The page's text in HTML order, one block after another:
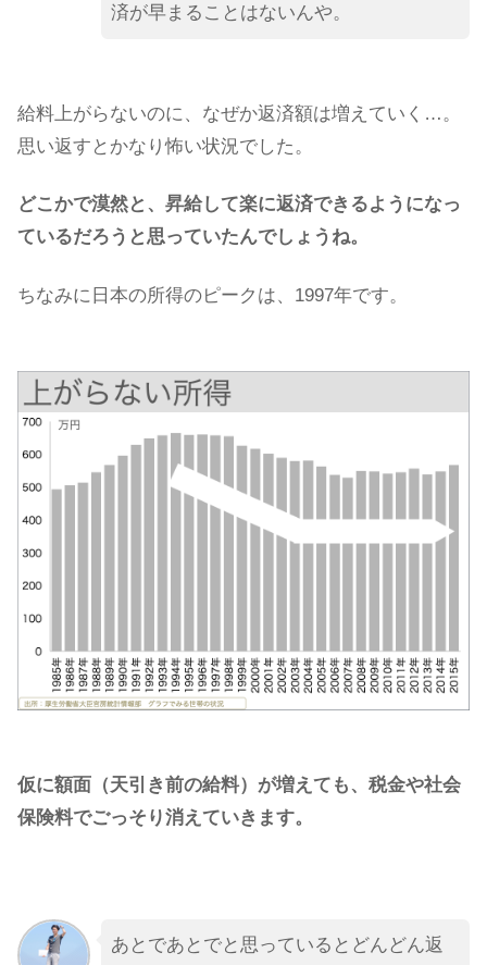
済が早まることはないんや。
給料上がらないのに、なぜか返済額は増えていく…。
思い返すとかなり怖い状況でした。
どこかで漠然と、昇給して楽に返済できるようになっ
ているだろうと思っていたんでしょうね。
ちなみに日本の所得のピークは、1997年です。
仮に額面（天引き前の給料）が増えても、税金や社会
保険料でごっそり消えていきます。
あとであとでと思っているとどんどん返